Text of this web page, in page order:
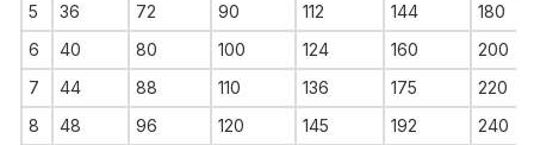
5
36 72 90 112 144
180
6
40 80 100 124 160
200
7
44 88 110 136 175
220
8
48 96 120 145 192 240